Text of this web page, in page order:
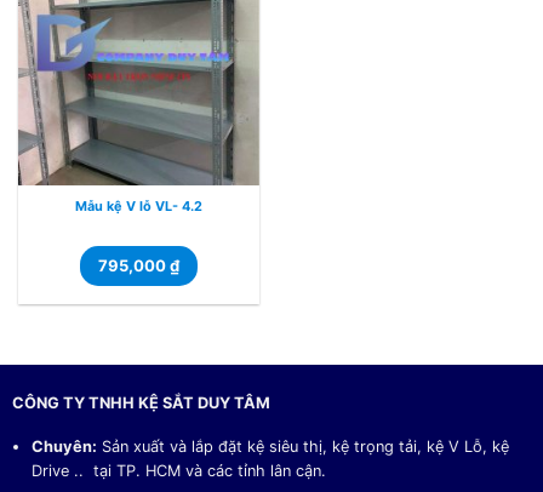
Mẫu kệ V lỗ VL- 4.2
795,000₫
CÔNG TY TNHH KỆ SẮT DUY TÂM
Chuyên: Sản xuất và lắp đặt kệ siêu thị, kệ trọng tải, kệ V Lỗ, kệ
Drive .. tại TP. HCM và các tỉnh lân cận.